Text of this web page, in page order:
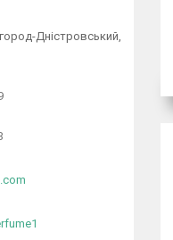
Дністровський,